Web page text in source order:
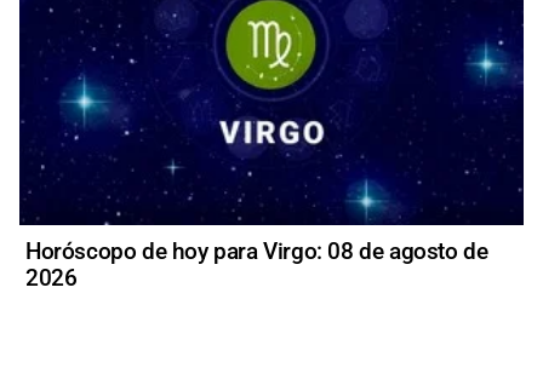
Horóscopo de hoy para Virgo: 08 de agosto de
2026